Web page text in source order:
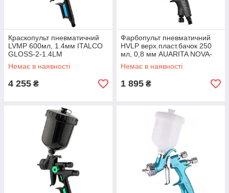
Краскопульт пневматичний
LVMP 600мл, 1.4мм ITALCO
GLOSS-2-1.4LM
Немає в наявності
4 255 ₴
Фарбопульт пневматичний
HVLP верх.пласт.бачок 250
мл, 0,8 мм AUARITA NOVA-
LIGHT-0.8
Немає в наявності
1 895 ₴